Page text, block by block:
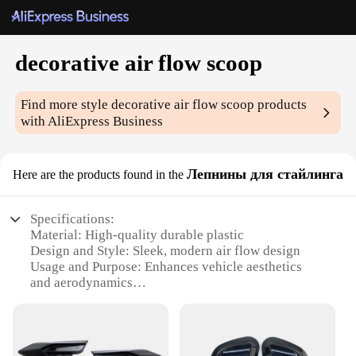
decorative air flow scoop
Find more styledecorative air flow scoop products
with AliExpress Business
Here are the products found in the Лепнины для стайлинга
Specifications:
Material: High-quality durable plastic
Design and Style: Sleek, modern air flow design
Usage and Purpose: Enhances vehicle aesthetics
and aerodynamics
better engine performance